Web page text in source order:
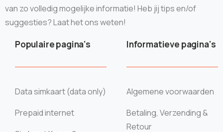
van zo volledig mogelijke informatie! Heb jij tips en/of
suggesties? Laat het ons weten!
Populaire pagina's
Data simkaart (data only)
Prepaid internet
Informatieve pagina's
Algemene voorwaarden
Betaling, Verzending &
Retour